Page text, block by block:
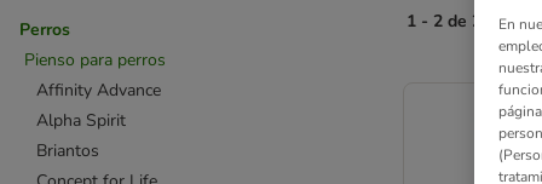
Perros
Pienso para perros
Affinity Advance
Alpha Spirit
Briantos
1 - 2 de 2
product items
En